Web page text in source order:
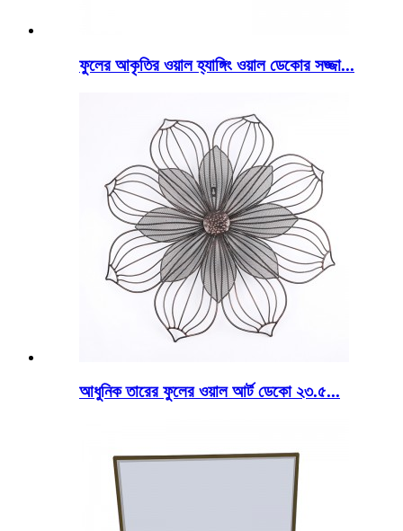
ফুলের আকৃতির ওয়াল হ্যাঙ্গিং ওয়াল ডেকোর সজ্জা...
আধুনিক তারের ফুলের ওয়াল আর্ট ডেকো ২৩.৫...